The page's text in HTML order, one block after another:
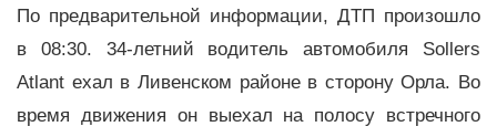
По предварительной информации, ДТП произошло
в 08:30. 34-летний водитель автомобиля Sollers
Atlant ехал в Ливенском районе в сторону Орла. Во
время движения он выехал на полосу встречного